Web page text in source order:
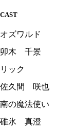
CAST
オズワルド
卯木 千景
リック
佐久間 咲也
南の魔法使い
碓氷 真澄